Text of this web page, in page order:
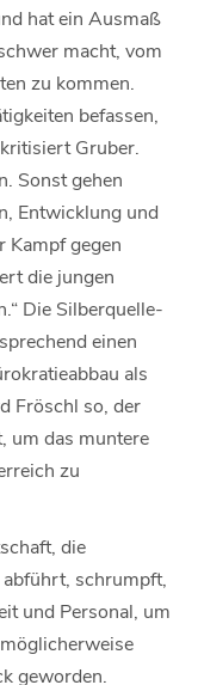
hat ein Ausmaß
macht, vom
zu kommen.
befassen,
Gruber.
Sonst gehen
Entwicklung und
gegen
die jungen
Die Silberquelle-
einen
als
Fröschl so, der
um das muntere
zu
die
schrumpft,
und Personal, um
geworden.